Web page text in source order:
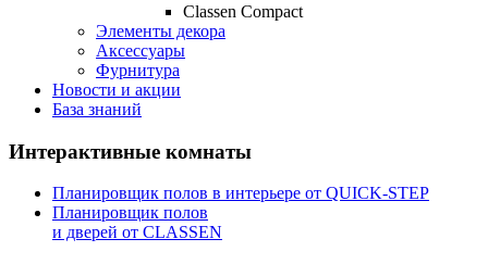
Classen Compact
Элементы декора
Аксессуары
Фурнитура
Новости и акции
База знаний
Интерактивные комнаты
Планировщик полов в интерьере от QUICK-STEP
Планировщик полов
и дверей от CLASSEN